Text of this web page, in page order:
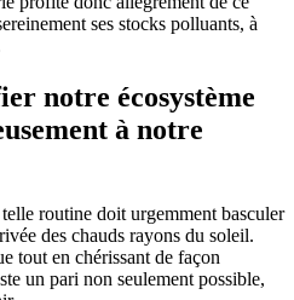
ses stocks polluants, à
notre écosystème
à notre
routine doit urgemment basculer
des chauds rayons du soleil.
tout en chérissant de façon
un pari non seulement possible,